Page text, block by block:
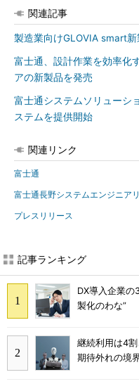
関連記事
製造業向けGLOVIA smart新
富士通、設計作業を効率化
アの新製品を発売
富士通システムソリューシ
ステムを提供開始
関連リンク
富士通
富士通長野システムエンジニア
プレスリリース
記事ランキング
DX導入企業
製化のわな”
継続利用は4
期待外れの境